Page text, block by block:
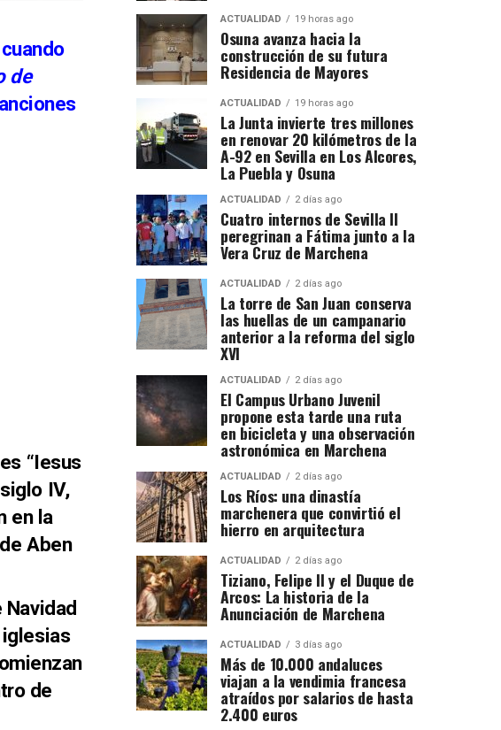
de
“Iesus
IV,
en la
Aben
de
ACTUALIDAD 19 horas ago
Osuna avanza hacia la
construcción de su futura
Residencia de Mayores
ACTUALIDAD 19 horas ago
La Junta invierte tres millones
en renovar 20 kilómetros de la
A-92 en Sevilla en Los Alcores,
La Puebla y Osuna
ACTUALIDAD 2 días ago
Cuatro internos de Sevilla II
peregrinan a Fátima junto a la
Vera Cruz de Marchena
ACTUALIDAD 2 días ago
La torre de San Juan conserva
las huellas de un campanario
anterior a la reforma del siglo
XVI
ACTUALIDAD 2 días ago
El Campus Urbano Juvenil
propone esta tarde una ruta
en bicicleta y una observación
astronómica en Marchena
ACTUALIDAD 2 días ago
Los Ríos: una dinastía
marchenera que convirtió el
hierro en arquitectura
ACTUALIDAD 2 días ago
Tiziano, Felipe II y el Duque de
Arcos: La historia de la
Anunciación de Marchena
ACTUALIDAD 3 días ago
Más de 10.000 andaluces
viajan a la vendimia francesa
atraídos por salarios de hasta
2.400 euros